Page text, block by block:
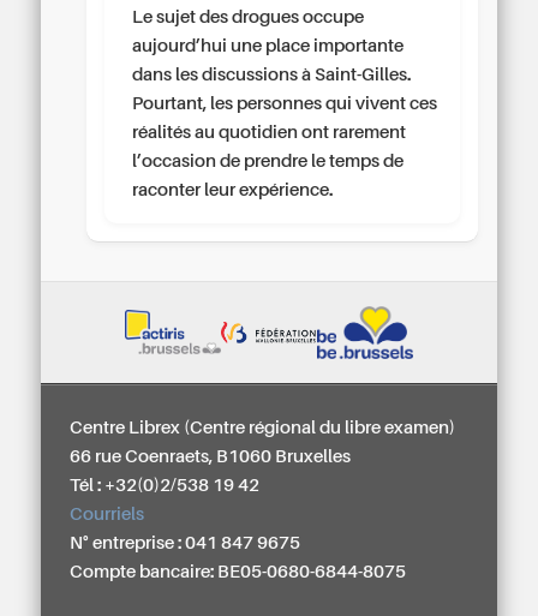
Le sujet des drogues occupe
aujourd’hui une place importante
dans les discussions à Saint-Gilles.
Pourtant, les personnes qui vivent ces
réalités au quotidien ont rarement
l’occasion de prendre le temps de
raconter leur expérience.
Centre Librex (Centre régional du libre examen)
66 rue Coenraets, B1060 Bruxelles
Tél : +32(0)2/538 19 42
Courriels
N° entreprise : 041 847 9675
Compte bancaire: BE05-0680-6844-8075